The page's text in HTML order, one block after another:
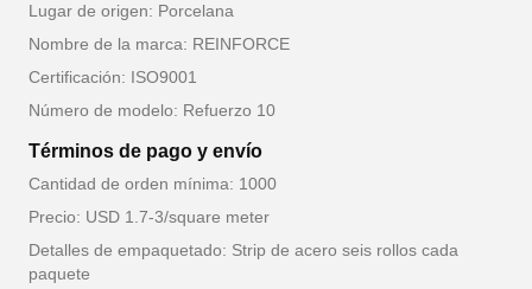
Lugar de origen: Porcelana
Nombre de la marca: REINFORCE
Certificación: ISO9001
Número de modelo: Refuerzo 10
Términos de pago y envío
Cantidad de orden mínima: 1000
Precio: USD 1.7-3/square meter
Detalles de empaquetado: Strip de acero seis rollos cada
paquete